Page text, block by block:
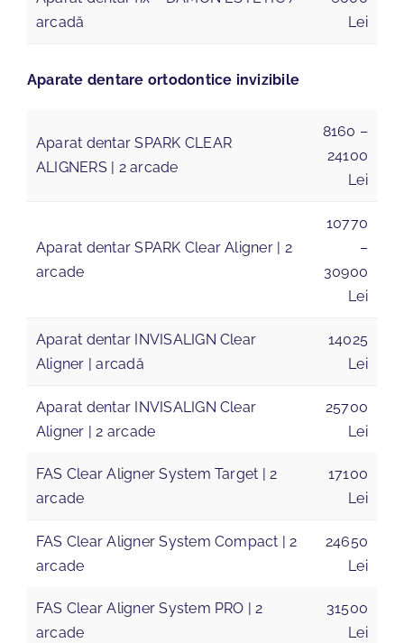
arcadă
Lei
Aparate dentare ortodontice invizibile
Aparat dentar SPARK CLEAR
ALIGNERS | 2 arcade
8160 –
24100
Lei
Aparat dentar SPARK Clear Aligner | 2
arcade
10770
–
30900
Lei
Aparat dentar INVISALIGN Clear
Aligner | arcadă
14025
Lei
Aparat dentar INVISALIGN Clear
Aligner | 2 arcade
25700
Lei
FAS Clear Aligner System Target | 2
arcade
17100
Lei
FAS Clear Aligner System Compact | 2
arcade
24650
Lei
FAS Clear Aligner System PRO | 2
arcade
31500
Lei